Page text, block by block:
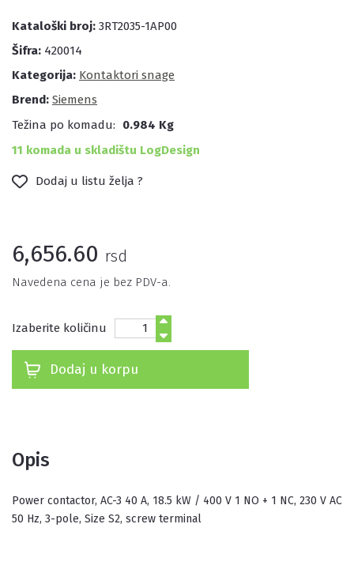
Kataloški broj: 3RT2035-1AP00
Šifra: 420014
Kategorija: Kontaktori snage
Brend: Siemens
Težina po komadu:
0.984 Kg
11 komada u skladištu LogDesign
Dodaj u listu želja ?
6,656.60 rsd
Navedena cena je bez PDV-a.
Izaberite količinu
Dodaj u korpu
Opis
power contactor, AC-3 40 A, 18.5 kW / 400 V 1 NO + 1 NC, 230 V AC
50 Hz, 3-pole, Size S2, screw terminal